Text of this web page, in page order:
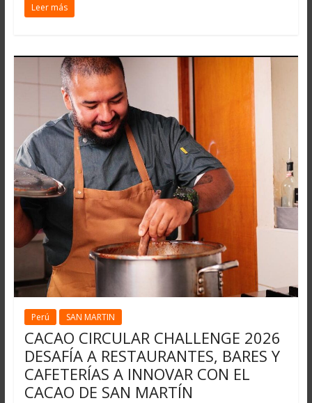
Leer más
Perú SAN MARTIN
CACAO CIRCULAR CHALLENGE 2026
DESAFÍA A RESTAURANTES, BARES Y
CAFETERÍAS A INNOVAR CON EL
CACAO DE SAN MARTÍN